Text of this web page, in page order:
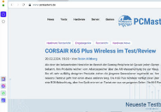
möchte. Über eines
Mit Hilfe von
Internet-Browser
genau das wollen wir Euch